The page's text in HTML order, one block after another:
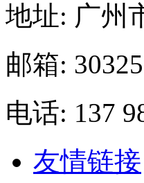
地址: 广州
邮箱:
电话: 137
友情链接